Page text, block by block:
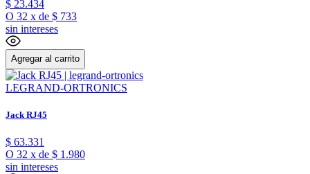
$ 23.434
O 32 x de $ 733
sin intereses
Agregar al carrito
LEGRAND-ORTRONICS
Jack RJ45
$ 63.331
O 32 x de $ 1.980
sin intereses